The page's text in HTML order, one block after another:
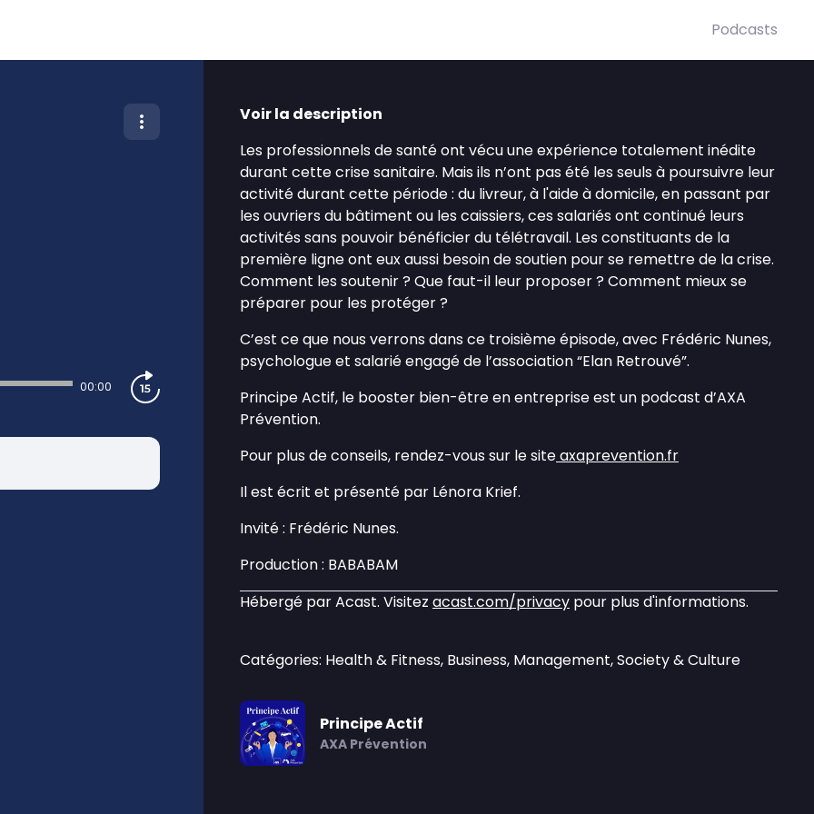
Podcasts
00:00
Voir la description
Les professionnels de santé ont vécu une expérience totalement inédite
durant cette crise sanitaire. Mais ils n’ont pas été les seuls à poursuivre leur
activité durant cette période : du livreur, à l'aide à domicile, en passant par
les ouvriers du bâtiment ou les caissiers, ces salariés ont continué leurs
activités sans pouvoir bénéficier du télétravail. Les constituants de la
première ligne ont eux aussi besoin de soutien pour se remettre de la crise.
Comment les soutenir ? Que faut-il leur proposer ? Comment mieux se
préparer pour les protéger ?
C’est ce que nous verrons dans ce troisième épisode, avec Frédéric Nunes,
psychologue et salarié engagé de l’association “Elan Retrouvé”.
Principe Actif, le booster bien-être en entreprise est un podcast d’AXA
Prévention.
Pour plus de conseils, rendez-vous sur le siteaxaprevention.fr
Il est écrit et présenté par Lénora Krief.
Invité : Frédéric Nunes.
Production : BABABAM
Hébergé par Acast. Visitez acast.com/privacy pour plus d'informations.
Catégories: Health & Fitness, Business, Management, Society & Culture
Principe Actif
AXA Prévention